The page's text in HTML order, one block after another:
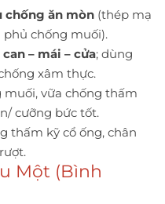
chống ăn mòn (thép mạ
phủ chống muối).
can – mái – cửa; dùng
xâm thực.
muối, vữa chống thấm
cưỡng bức tốt.
thấm kỹ cổ ống, chân
Một (Bình